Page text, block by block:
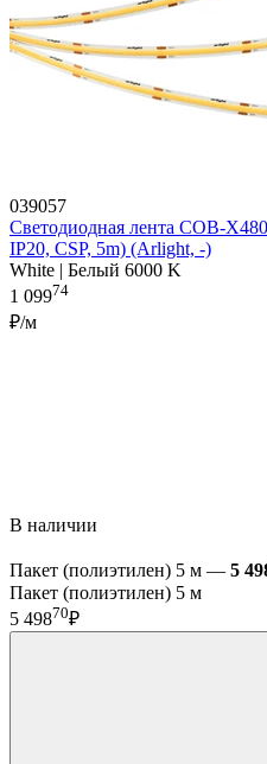
039057
Светодиодная лента COB-
IP20, CSP, 5m) (Arlight, -)
White | Белый 6000 K
1 09974
₽/м
В наличии
Пакет (полиэтилен) 5 м — 5
Пакет (полиэтилен) 5 м
5 49870₽